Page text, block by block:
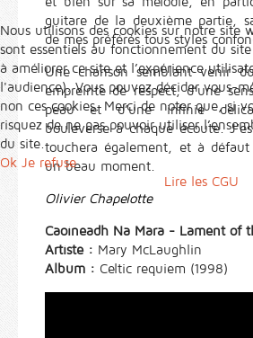
guitare de la deuxième partie,
de mes préférés tous styles
Une chanson semblant venir
empreinte de respect, d’une
peau et d’une infinie
bouleverse à chaque écoute.
touchera également, et à défaut
un beau moment.
Olivier Chapelotte
Caoineadh Na Mara - Lament of
Artiste : Mary McLaughlin
Album : Celtic requiem (1998)
Nous utilisons des cookies sur notre site
sont essentiels au fonctionnement du
à améliorer ce site et l’expérience
l'audience). Vous pouvez décider vous-
non ces cookies. Merci de noter que, si
risquez de ne pas pouvoir utiliser
du site.
Ok Je refuse
Lire les CGU